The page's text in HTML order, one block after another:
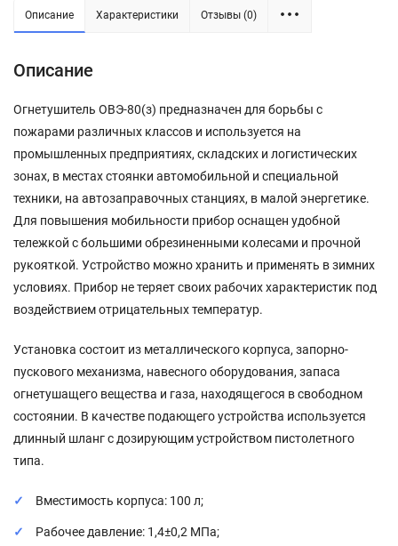
Описание Характеристики Отзывы (0)
Описание
Огнетушитель ОВЭ-80(з) предназначен для борьбы с
пожарами различных классов и используется на
промышленных предприятиях, складских и логистических
зонах, в местах стоянки автомобильной и специальной
техники, на автозаправочных станциях, в малой энергетике.
Для повышения мобильности прибор оснащен удобной
тележкой с большими обрезиненными колесами и прочной
рукояткой. Устройство можно хранить и применять в зимних
условиях. Прибор не теряет своих рабочих характеристик под
воздействием отрицательных температур.
Установка состоит из металлического корпуса, запорно-
пускового механизма, навесного оборудования, запаса
огнетушащего вещества и газа, находящегося в свободном
состоянии. В качестве подающего устройства используется
длинный шланг с дозирующим устройством пистолетного
типа.
Вместимость корпуса: 100 л;
Рабочее давление: 1,4±0,2 МПа;